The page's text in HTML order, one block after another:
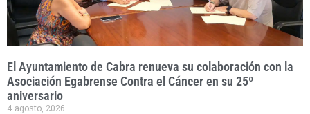
El Ayuntamiento de Cabra renueva su colaboración con la
Asociación Egabrense Contra el Cáncer en su 25º
aniversario
4 agosto, 2026